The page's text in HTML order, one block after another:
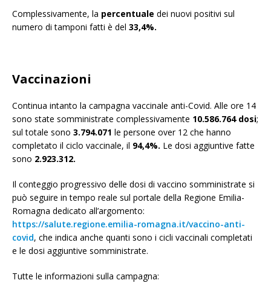
Complessivamente, la percentuale dei nuovi positivi sul
numero di tamponi fatti è del 33,4%.
Vaccinazioni
Continua intanto la campagna vaccinale anti-Covid. Alle ore 14
sono state somministrate complessivamente 10.586.764 dosi;
sul totale sono 3.794.071 le persone over 12 che hanno
completato il ciclo vaccinale, il 94,4%. Le dosi aggiuntive fatte
sono 2.923.312.
Il conteggio progressivo delle dosi di vaccino somministrate si
può seguire in tempo reale sul portale della Regione Emilia-
Romagna dedicato all’argomento:
https://salute.regione.emilia-romagna.it/vaccino-anti-
covid, che indica anche quanti sono i cicli vaccinali completati
e le dosi aggiuntive somministrate.
Tutte le informazioni sulla campagna: